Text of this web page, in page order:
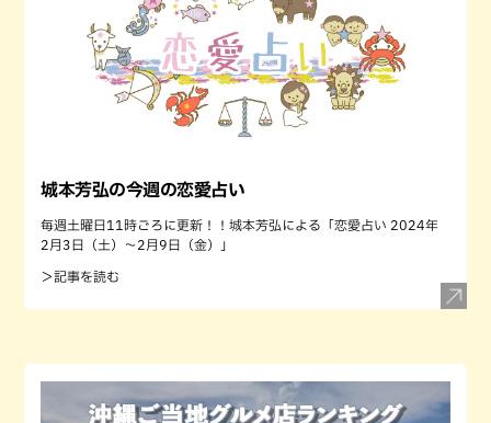
城本芳弘の今週の恋愛占い
毎週土曜日11時ごろに更新！！城本芳弘による「恋愛占い 2024年
2月3日（土）～2月9日（金）」
＞記事を読む